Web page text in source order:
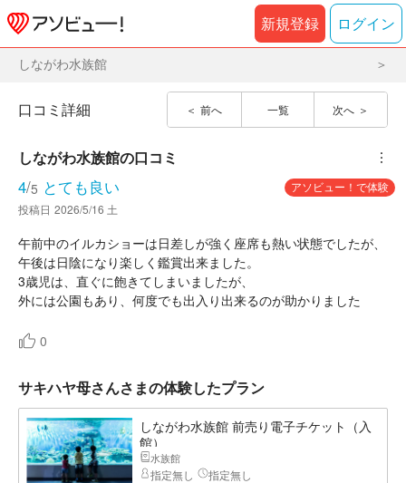
新規登録 ログイン
しながわ水族館
前へ 一覧 次へ
口コミ詳細
しながわ水族館の口コミ ︙
4/5 とても良い
アソビュー！で体験
投稿日 2026/5/16 土
午前中のイルカショーは日差しが強く座席も熱い状態でしたが、
午後は日陰になり楽しく鑑賞出来ました。
3歳児は、直ぐに飽きてしまいましたが、
外には公園もあり、何度でも出入り出来るのが助かりました
0
サキハヤ母さんさまの体験したプラン
しながわ水族館 前売り電子チケット（入
館）
水族館
指定無し 指定無し